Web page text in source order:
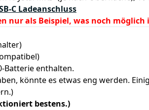
C Ladeanschluss
nur als Beispiel, was noch
Batterie enthalten.
könnte es etwas eng werden.
bestens.)